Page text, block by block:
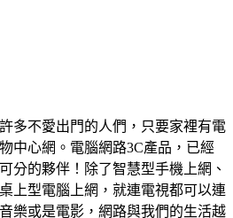
多不愛出門的人們，只要家裡有電
中心網。電腦網路3C產品，已經
分的夥伴！除了智慧型手機上網、
上型電腦上網，就連電視都可以連
樂或是電影，網路與我們的生活越